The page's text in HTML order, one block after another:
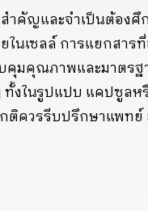
ำคัญและจำเป็นต้อง
ในเซลล์ การแยกสา
คุมคุณภาพและมาต
ทั้งในรูปแปบ แคปซูล
ควรรีบปรึกษาแพทย์